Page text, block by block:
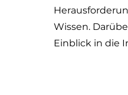
Wissen.
Einblick in die